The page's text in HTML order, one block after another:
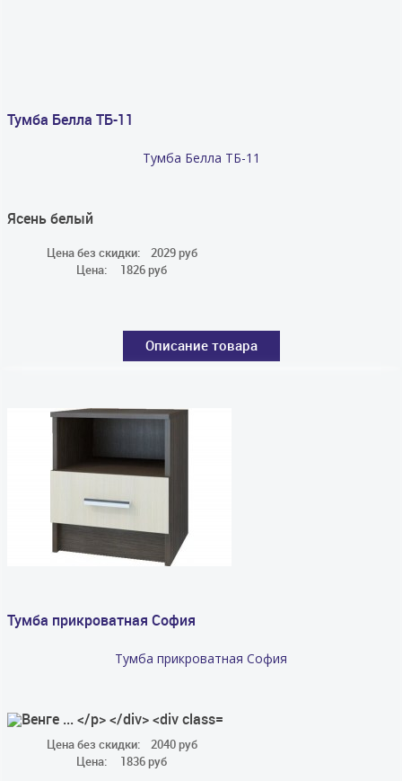
Тумба Белла ТБ-11
Тумба Белла ТБ-11
Ясень белый
Цена без скидки:
2029 руб
Цена:
1826 руб
Описание товара
Тумба прикроватная София
Тумба прикроватная София
Цена без скидки:
2040 руб
Цена:
1836 руб